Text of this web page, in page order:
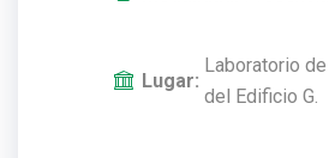
Lugar:
Laboratorio
del Edificio G.